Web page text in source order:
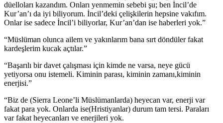
düelloları kazandım. Onları yenmemin sebebi şu; ben İncil’de
Kur’an’ı da iyi biliyorum. İncil’deki çelişkilerin hepsine vakıfım.
Onlar ise sadece İncil’i biliyorlar, Kur’an’dan ise haberleri yok.”
“Müslüman olunca ailem ve yakınlarım bana sırt döndüler fakat
kardeşlerim kucak açtılar.”
“Başarılı bir davet çalışması için kimde ne varsa, neye gücü
yetiyorsa onu istemeli. Kiminin parası, kiminin zamanı,kiminin
enerjisi.”
“Biz de (Sierra Leone’li Müslümanlarda) heyecan var, enerji var
fakat para yok. Onlarda ise(Hristiyanlar) durum tam tersi. Paraları
var fakat heyecanları ve enerjileri yok.